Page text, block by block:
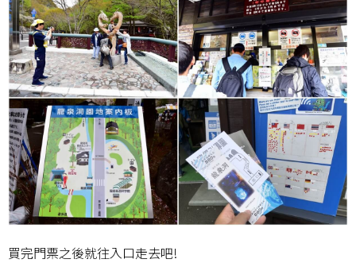
買完門票之後就往入口走去吧!